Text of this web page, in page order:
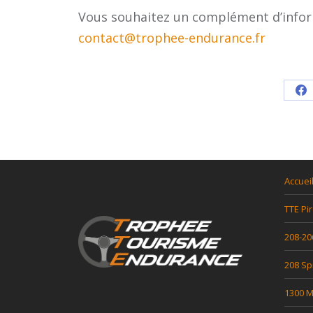
Vous souhaitez un complément
contact@trophee-endurance.fr
Accueil
TTE
208-
208
1300